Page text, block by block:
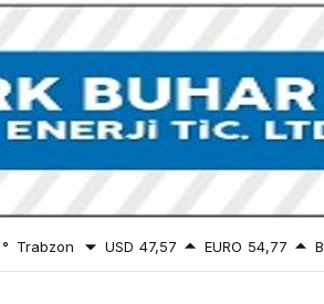
Trabzon USD 47,57 EURO 54,77